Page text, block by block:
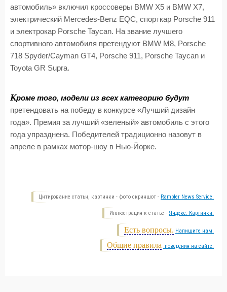
автомобиль» включил кроссоверы BMW X5 и BMW X7,
электрический Mercedes-Benz EQC, спорткар Porsche 911
и электрокар Porsche Taycan. На звание лучшего
спортивного автомобиля претендуют BMW M8, Porsche
718 Spyder/Cayman GT4, Porsche 911, Porsche Taycan и
Toyota GR Supra.
Кроме того, модели из всех категорию будут
претендовать на победу в конкурсе «Лучший дизайн
года». Премия за лучший «зеленый» автомобиль с этого
года упразднена. Победителей традиционно назовут в
апреле в рамках мотор-шоу в Нью-Йорке.
Цитирование статьи, картинки - фото скриншот - Rambler News Service.
Иллюстрация к статье - Яндекс. Картинки.
Есть вопросы. Напишите нам.
Общие правила поведения на сайте.